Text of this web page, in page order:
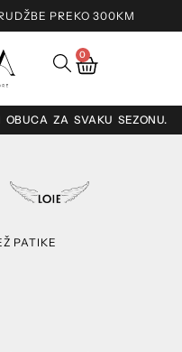
PREKO 300KM
0
SVAKU SEZONU. ❖❖
PATIKE